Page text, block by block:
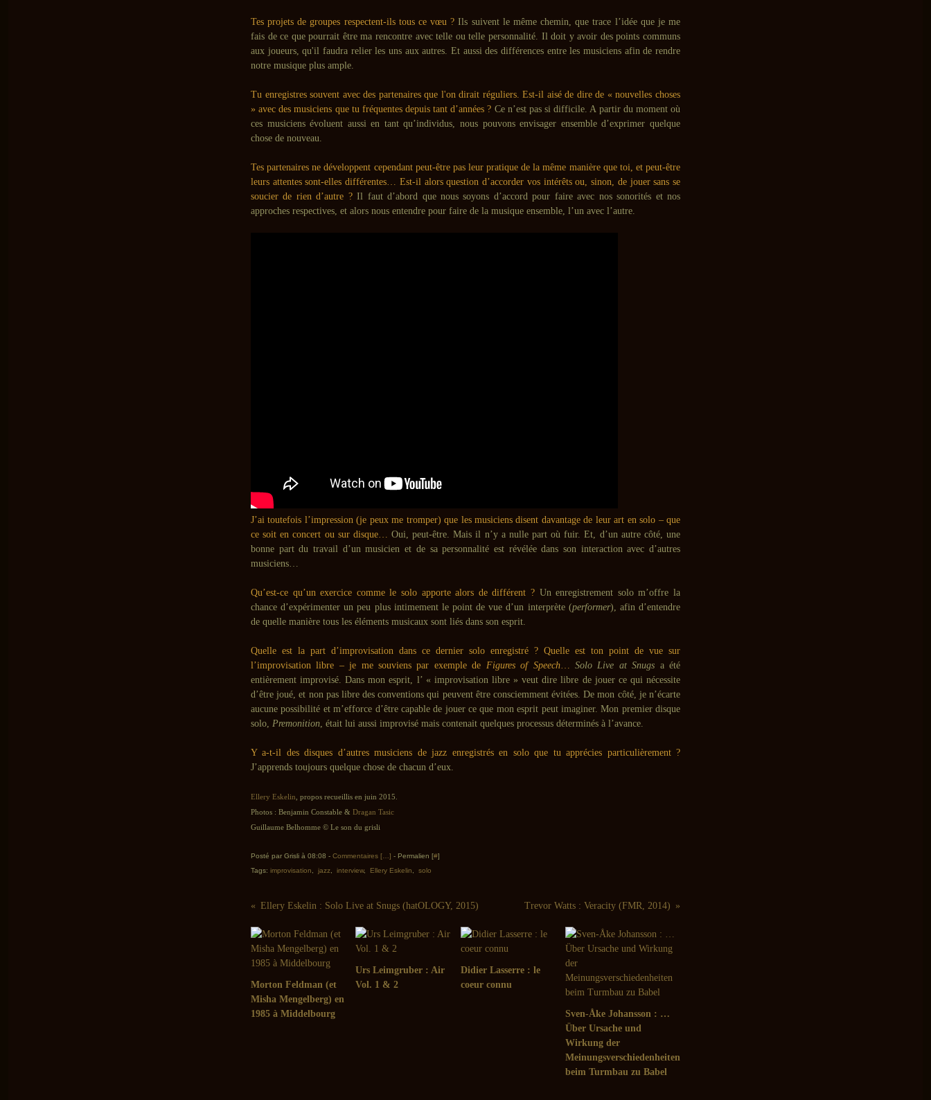
Tes projets de groupes respectent-ils tous ce vœu ? Ils suivent le même chemin, que trace l’idée que je me
fais de ce que pourrait être ma rencontre avec telle ou telle personnalité. Il doit y avoir des points communs
aux joueurs, qu'il faudra relier les uns aux autres. Et aussi des différences entre les musiciens afin de rendre
notre musique plus ample.
Tu enregistres souvent avec des partenaires que l'on dirait réguliers. Est-il aisé de dire de « nouvelles choses
» avec des musiciens que tu fréquentes depuis tant d’années ? Ce n’est pas si difficile. A partir du moment où
ces musiciens évoluent aussi en tant qu’individus, nous pouvons envisager ensemble d’exprimer quelque
chose de nouveau.
Tes partenaires ne développent cependant peut-être pas leur pratique de la même manière que toi, et peut-être
leurs attentes sont-elles différentes… Est-il alors question d’accorder vos intérêts ou, sinon, de jouer sans se
soucier de rien d’autre ?Il faut d’abord que nous soyons d’accord pour faire avec nos sonorités et nos
approches respectives, et alors nous entendre pour faire de la musique ensemble, l’un avec l’autre.
J’ai toutefois l’impression (je peux me tromper) que les musiciens disent davantage de leur art en solo – que
ce soit en concert ou sur disque… Oui, peut-être. Mais il n’y a nulle part où fuir. Et, d’un autre côté, une
bonne part du travail d’un musicien et de sa personnalité est révélée dans son interaction avec d’autres
musiciens…
Qu’est-ce qu’un exercice comme le solo apporte alors de différent ? Un enregistrement solo m’offre la
chance d’expérimenter un peu plus intimement le point de vue d’un interprète (performer), afin d’entendre
de quelle manière tous les éléments musicaux sont liés dans son esprit.
Quelle est la part d’improvisation dans ce dernier solo enregistré ? Quelle est ton point de vue sur
l’improvisation libre – je me souviens par exemple de Figures of Speech… Solo Live at Snugs a été
entièrement improvisé. Dans mon esprit, l’ « improvisation libre » veut dire libre de jouer ce qui nécessite
d’être joué, et non pas libre des conventions qui peuvent être consciemment évitées. De mon côté, je n’écarte
aucune possibilité et m’efforce d’être capable de jouer ce que mon esprit peut imaginer. Mon premier disque
solo, Premonition, était lui aussi improvisé mais contenait quelques processus déterminés à l’avance.
Y a-t-il des disques d’autres musiciens de jazz enregistrés en solo que tu apprécies particulièrement ?
J’apprends toujours quelque chose de chacun d’eux.
Ellery Eskelin , propos recueillis en juin 2015.
Photos : Benjamin Constable & Dragan Tasic
Guillaume Belhomme © Le son du grisli
Posté par Grisli à 08:08 - Commentaires [ ] - Permalien [#]
Tags: improvisation jazz interview, Ellery Eskelin solo
Ellery Eskelin : Solo Live at Snugs (hatOLOGY, 2015) Trevor Watts : Veracity (FMR, 2014)
Morton Feldman (et
Misha Mengelberg) en
1985 à Middelbourg
Urs Leimgruber : Air
Vol. 1 & 2
Didier Lasserre : le
coeur connu
Sven-Åke Johansson : …
Über Ursache und
Wirkung der
Meinungsverschiedenheiten
beim Turmbau zu Babel